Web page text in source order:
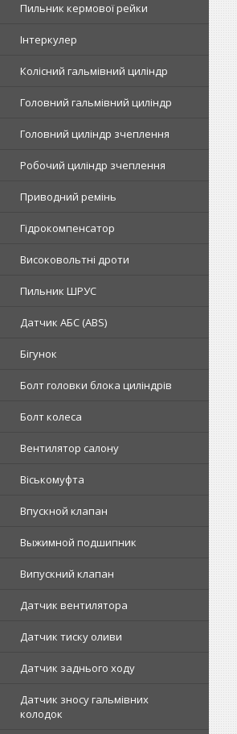
Пильник кермової рейки
Інтеркулер
Колісний гальмівний циліндр
Головний гальмівний циліндр
Головний циліндр зчеплення
Робочий циліндр зчеплення
Приводний ремінь
Гідрокомпенсатор
Високовольтні дроти
Пильник ШРУС
Датчик АБС (ABS)
Бігунок
Болт головки блока циліндрів
Болт колеса
Вентилятор салону
Віськомуфта
Впускной клапан
Выжимной подшипник
Випускний клапан
Датчик вентилятора
Датчик тиску оливи
Датчик заднього ходу
Датчик зносу гальмівних
колодок